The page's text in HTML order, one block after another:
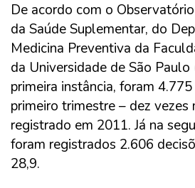
De acordo com o
da Saúde Suplementar, do
Medicina Preventiva da
da Universidade de São Paulo
primeira instância, foram
primeiro trimestre – dez vezes
registrado em 2011. Já na
foram registrados 2.606
28,9.